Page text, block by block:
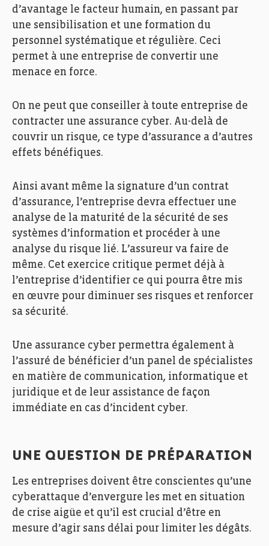
d’avantage le facteur humain, en passant par
une sensibilisation et une formation du
personnel systématique et régulière. Ceci
permet à une entreprise de convertir une
menace en force.
On ne peut que conseiller à toute entreprise de
contracter une assurance cyber. Au-delà de
couvrir un risque, ce type d’assurance a d’autres
effets bénéfiques.
Ainsi avant même la signature d’un contrat
d’assurance, l’entreprise devra effectuer une
analyse de la maturité de la sécurité de ses
systèmes d’information et procéder à une
analyse du risque lié. L’assureur va faire de
même. Cet exercice critique permet déjà à
l’entreprise d’identifier ce qui pourra être mis
en œuvre pour diminuer ses risques et renforcer
sa sécurité.
Une assurance cyber permettra également à
l’assuré de bénéficier d’un panel de spécialistes
en matière de communication, informatique et
juridique et de leur assistance de façon
immédiate en cas d’incident cyber.
UNE QUESTION DE PRÉPARATION
Les entreprises doivent être conscientes qu’une
cyberattaque d’envergure les met en situation
de crise aigüe et qu’il est crucial d’être en
mesure d’agir sans délai pour limiter les dégâts.